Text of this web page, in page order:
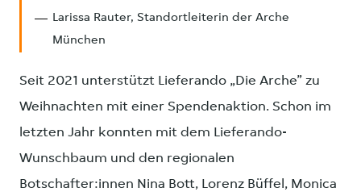
Larissa Rauter, Standortleiterin der Arche
München
Seit 2021 unterstützt Lieferando „Die Arche” zu
Weihnachten mit einer Spendenaktion. Schon im
letzten Jahr konnten mit dem Lieferando-
Wunschbaum und den regionalen
Botschafter:innen Nina Bott, Lorenz Büffel, Monica